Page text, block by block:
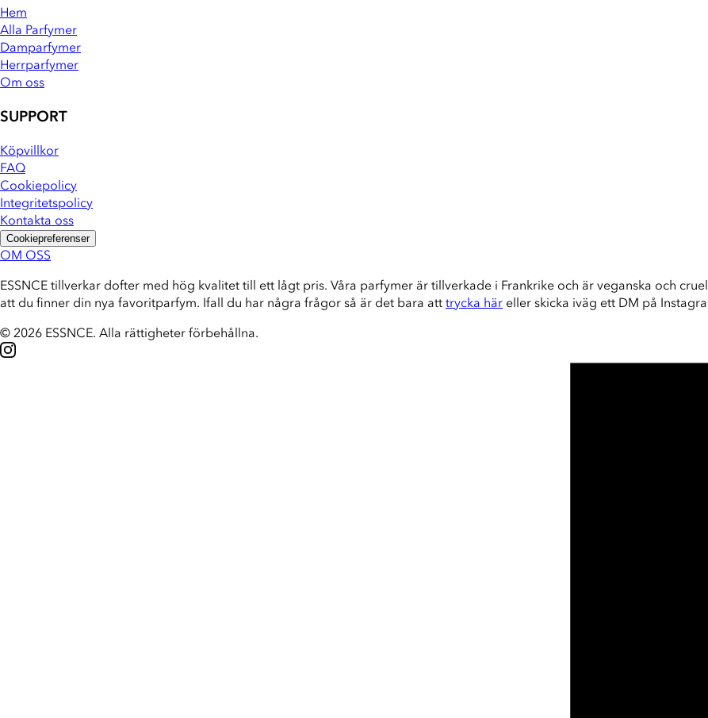
Hem
Alla Parfymer
Damparfymer
Herrparfymer
Om oss
SUPPORT
Köpvillkor
FAQ
Cookiepolicy
Integritetspolicy
Kontakta oss
Cookiepreferenser
OM OSS
ESSNCE tillverkar dofter med hög kvalitet till ett lågt pris. Våra parfymer är tillverkade i Frankrike och är veganska och
att du finner din nya favoritparfym. Ifall du har några frågor så är det bara atttrycka här eller skicka iväg ett DM på
© 2026 ESSNCE. Alla rättigheter förbehållna.